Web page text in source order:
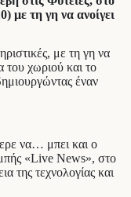
με τη γη να ανοίγει
με τη γη να
του χωριού και το
έναν
να… μπει και ο
«Live News», στο
της τεχνολογίας και